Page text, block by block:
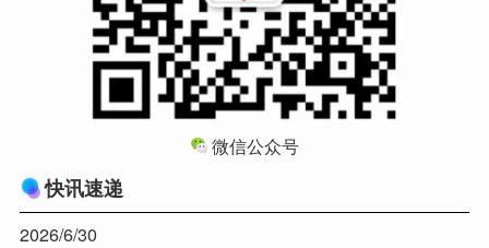
微信公众号
快讯速递
2026/6/30